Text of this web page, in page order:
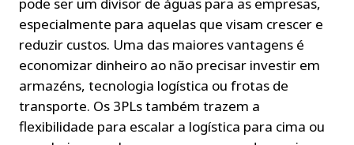
especialmente para aquelas que visam crescer e
reduzir custos. Uma das maiores vantagens é
economizar dinheiro ao não precisar investir em
armazéns, tecnologia logística ou frotas de
transporte. Os 3PLs também trazem a
flexibilidade para escalar a logística para cima ou